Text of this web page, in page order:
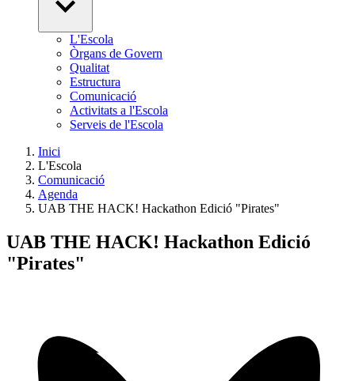
L'Escola
Òrgans de Govern
Qualitat
Estructura
Comunicació
Activitats a l'Escola
Serveis de l'Escola
Inici
L'Escola
Comunicació
Agenda
UAB THE HACK! Hackathon Edició "Pirates"
UAB THE HACK! Hackathon Edició
"Pirates"